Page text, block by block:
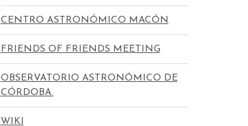
CENTRO ASTRONÓMICO MACÓN
FRIENDS OF FRIENDS MEETING
OBSERVATORIO ASTRONÓMICO DE
CÓRDOBA.
WIKI